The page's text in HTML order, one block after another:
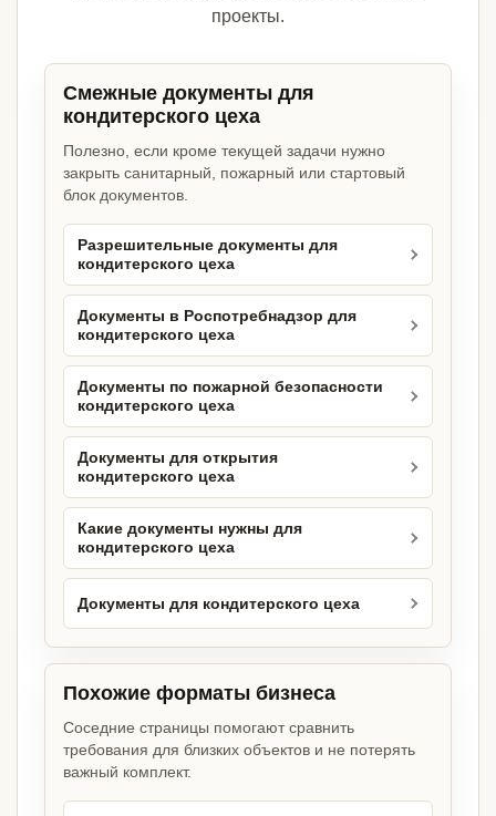
проекты.
Смежные документы для
кондитерского цеха
Полезно, если кроме текущей задачи нужно
закрыть санитарный, пожарный или стартовый
блок документов.
Разрешительные документы для
кондитерского цеха
Документы в Роспотребнадзор для
кондитерского цеха
Документы по пожарной безопасности
кондитерского цеха
Документы для открытия
кондитерского цеха
Какие документы нужны для
кондитерского цеха
Документы для кондитерского цеха
Похожие форматы бизнеса
Соседние страницы помогают сравнить
требования для близких объектов и не потерять
важный комплект.